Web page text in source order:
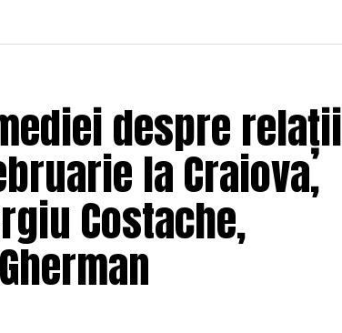
despre relații
la Craiova,
Costache,